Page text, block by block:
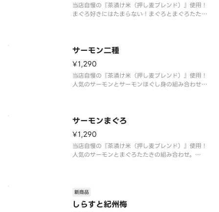
当店自慢の『茶漬け米（押し麦ブレンド）』使用！
まぐろ好きにはたまらない！まぐろとまぐろたたき
※お好みたれ・おだし・薬味付き
サーモン二種
¥1,290
当店自慢の『茶漬け米（押し麦ブレンド）』使用！
人気のサーモンとサーモンほぐし身の組み合わせ。
サーモンまぐろ
¥1,290
当店自慢の『茶漬け米（押し麦ブレンド）』使用！
人気のサーモンとまぐろたたきの組み合わせ。
しらすと紀州梅
新商品